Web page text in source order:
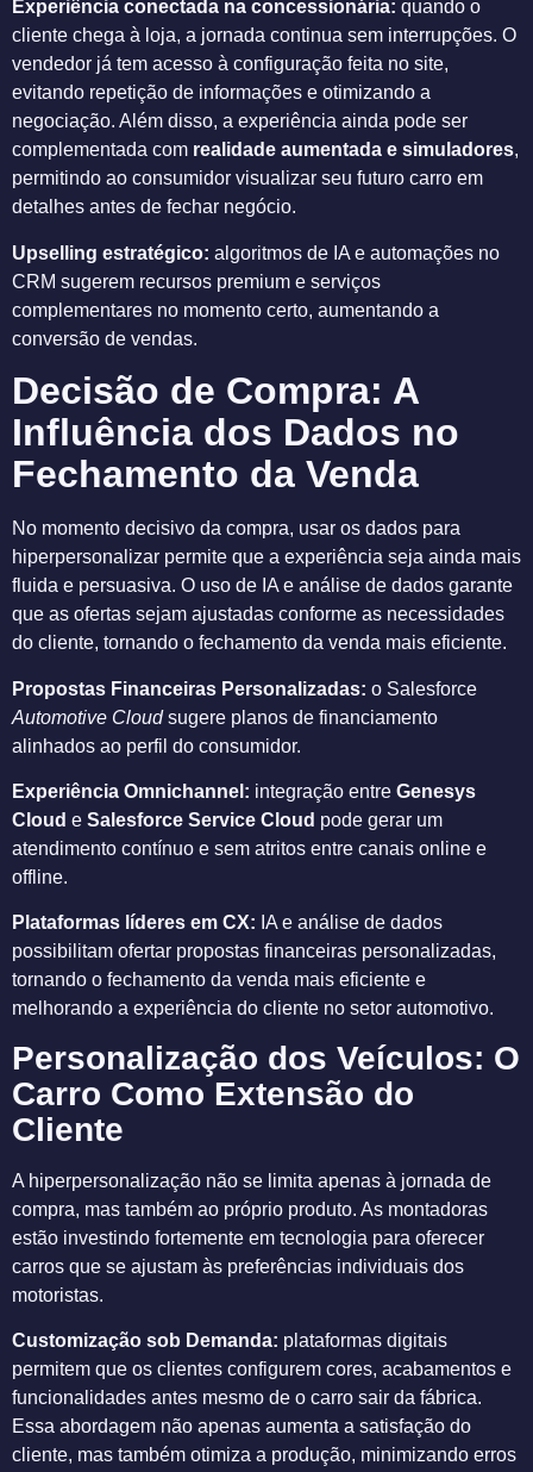
Experiência conectada na concessionária: quando o
cliente chega à loja, a jornada continua sem interrupções. O
vendedor já tem acesso à configuração feita no site,
evitando repetição de informações e otimizando a
negociação. Além disso, a experiência ainda pode ser
complementada com realidade aumentada e simuladores,
permitindo ao consumidor visualizar seu futuro carro em
detalhes antes de fechar negócio.
Upselling estratégico: algoritmos de IA e automações no
CRM sugerem recursos premium e serviços
complementares no momento certo, aumentando a
conversão de vendas.
Decisão de Compra: A
Influência dos Dados no
Fechamento da Venda
No momento decisivo da compra, usar os dados para
hiperpersonalizar permite que a experiência seja ainda mais
fluida e persuasiva. O uso de IA e análise de dados garante
que as ofertas sejam ajustadas conforme as necessidades
do cliente, tornando o fechamento da venda mais eficiente.
Propostas Financeiras Personalizadas: o Salesforce
Automotive Cloudsugere planos de financiamento
alinhados ao perfil do consumidor.
Experiência Omnichannel: integração entre Genesys
Cloud e Salesforce Service Cloud pode gerar um
atendimento contínuo e sem atritos entre canais online e
offline.
Plataformas líderes em CX: IA e análise de dados
possibilitam ofertar propostas financeiras personalizadas,
tornando o fechamento da venda mais eficiente e
melhorando a experiência do cliente no setor automotivo.
Personalização dos Veículos: O
Carro Como Extensão do
Cliente
A hiperpersonalização não se limita apenas à jornada de
compra, mas também ao próprio produto. As montadoras
estão investindo fortemente em tecnologia para oferecer
carros que se ajustam às preferências individuais dos
motoristas.
Customização sob Demanda: plataformas digitais
permitem que os clientes configurem cores, acabamentos e
funcionalidades antes mesmo de o carro sair da fábrica.
Essa abordagem não apenas aumenta a satisfação do
cliente, mas também otimiza a produção, minimizando erros